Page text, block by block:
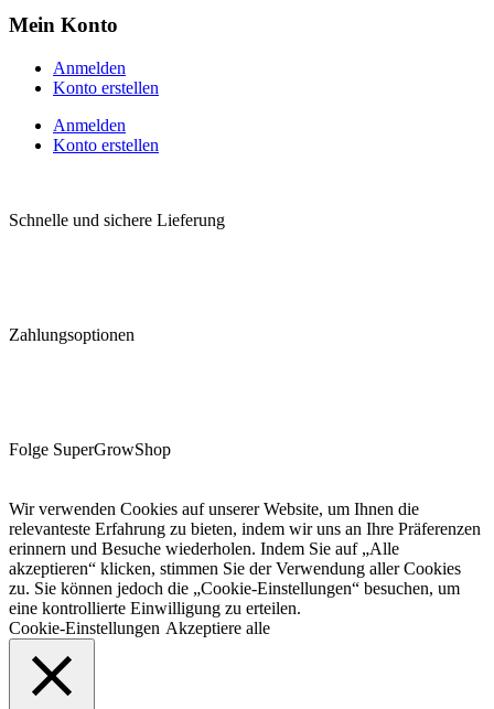
Mein Konto
Anmelden
Konto erstellen
Anmelden
Konto erstellen
Schnelle und sichere Lieferung
Zahlungsoptionen
Folge SuperGrowShop
Wir verwenden Cookies auf unserer Website, um Ihnen die
relevanteste Erfahrung zu bieten, indem wir uns an Ihre Präferenzen
erinnern und Besuche wiederholen. Indem Sie auf „Alle
akzeptieren“ klicken, stimmen Sie der Verwendung aller Cookies
zu. Sie können jedoch die „Cookie-Einstellungen“ besuchen, um
eine kontrollierte Einwilligung zu erteilen.
Cookie-Einstellungen Akzeptiere alle